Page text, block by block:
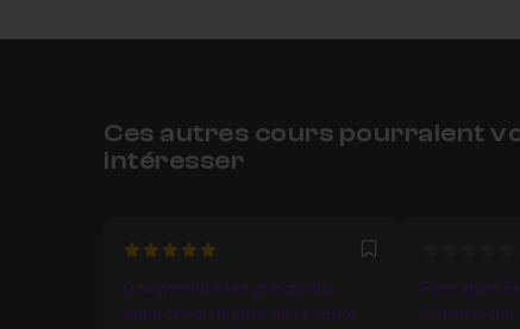
Ces autres cours pourraient
intéresser
5 Favori
Comprendre les principaux
aspects du métier de la vente
Formation
Commercial